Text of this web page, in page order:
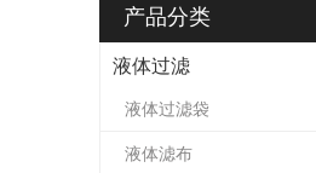
产品分类
液体过滤
液体过滤袋
液体滤布